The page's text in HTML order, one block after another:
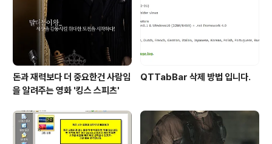
돈과 재력보다 더 중요한건 사람임
을 알려주는 영화 '킹스 스피츠'
QTTabBar 삭제 방법 입니다.